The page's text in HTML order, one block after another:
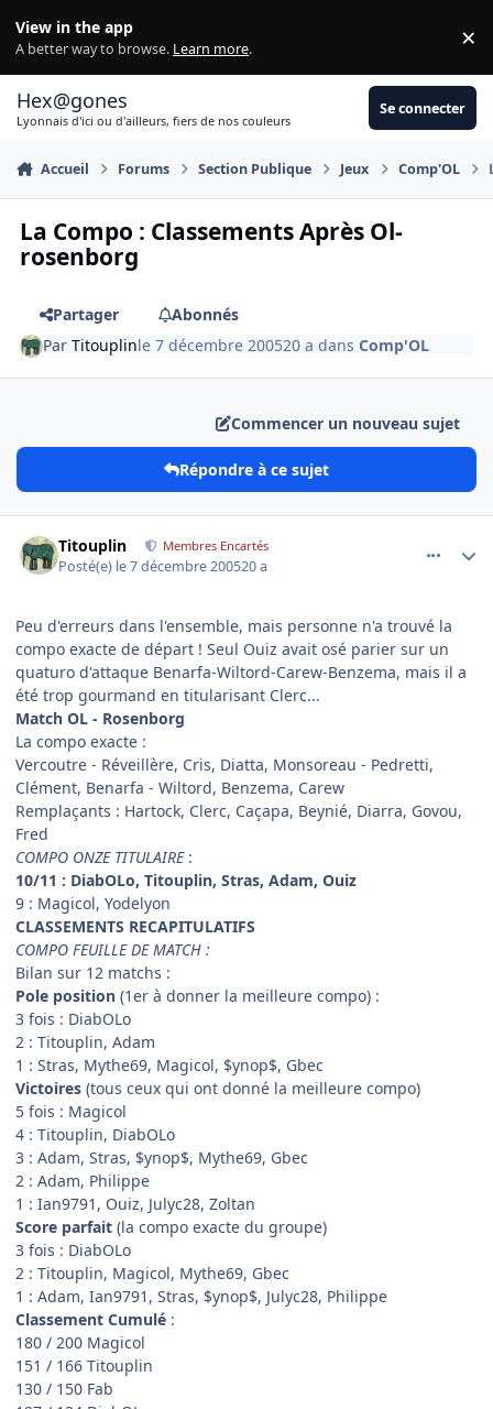
View in the app
A better way to browse. Learn more. ×
Hex@gones
Lyonnais d'ici ou d'ailleurs, fiers de nos couleurs
Se connecter
Accueil Forums Section Publique Jeux Comp'OL
La Compo : Classements Après Ol-
rosenborg
Partager
Abonnés
ParTitouplinle 7 décembre 200520 a dansComp'OL
Commencer un nouveau sujet
Répondre à ce sujet
Titouplin Membres Encartés
Posté(e) le 7 décembre 200520 a
Peu d'erreurs dans l'ensemble, mais personne n'a trouvé la
compo exacte de départ ! Seul Ouiz avait osé parier sur un
quaturo d'attaque Benarfa-Wiltord-Carew-Benzema, mais il a
été trop gourmand en titularisant Clerc...
Match OL - Rosenborg
La compo exacte :
Vercoutre - Réveillère, Cris, Diatta, Monsoreau - Pedretti,
Clément, Benarfa - Wiltord, Benzema, Carew
Remplaçants : Hartock, Clerc, Caçapa, Beynié, Diarra, Govou,
Fred
COMPO ONZE TITULAIRE:
10/11 : DiabOLo, Titouplin, Stras, Adam, Ouiz
9 : Magicol, Yodelyon
CLASSEMENTS RECAPITULATIFS
COMPO FEUILLE DE MATCH :
Bilan sur 12 matchs :
Pole position (1er à donner la meilleure compo) :
3 fois : DiabOLo
2 : Titouplin, Adam
1 : Stras, Mythe69, Magicol, $ynop$, Gbec
Victoires (tous ceux qui ont donné la meilleure compo)
5 fois : Magicol
4 : Titouplin, DiabOLo
3 : Adam, Stras, $ynop$, Mythe69, Gbec
2 : Adam, Philippe
1 : Ian9791, Ouiz, Julyc28, Zoltan
Score parfait (la compo exacte du groupe)
3 fois : DiabOLo
2 : Titouplin, Magicol, Mythe69, Gbec
1 : Adam, Ian9791, Stras, $ynop$, Julyc28, Philippe
Classement Cumulé :
180 / 200 Magicol
151 / 166 Titouplin
130 / 150 Fab